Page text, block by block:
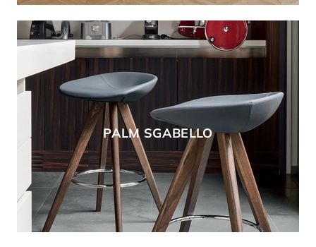
PALM SGABELLO